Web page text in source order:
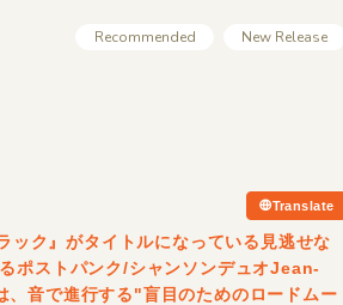
Recommended New Release
Translate
ック』がタイトルになっている見逃せな
ストパンク/シャンソンデュオJean-
音で進行する"盲目のためのロードムー